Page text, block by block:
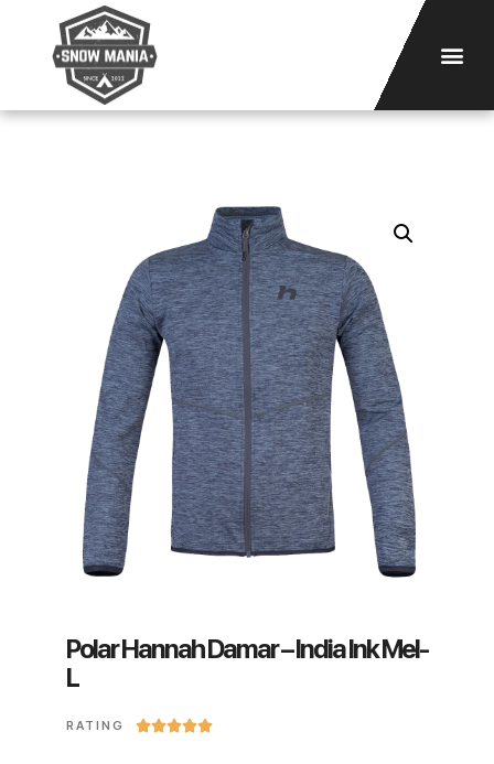
Polar Hannah Damar – India Ink Mel-
L
RATING 